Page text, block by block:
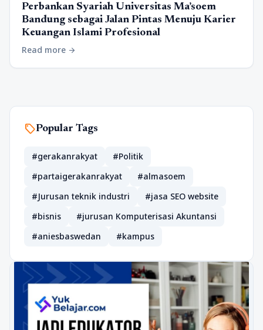
Perbankan Syariah Universitas Ma’soem
Bandung sebagai Jalan Pintas Menuju Karier
Keuangan Islami Profesional
Read more arrow_forward
sellPopular Tags
#gerakanrakyat
#Politik
#partaigerakanrakyat
#almasoem
#Jurusan teknik industri
#jasa SEO website
#bisnis
#jurusan Komputerisasi Akuntansi
#aniesbaswedan
#kampus